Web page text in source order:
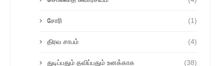
சோரி (1)
திரவ சாபம் (4)
துடிப்பதும் தவிப்பதும் உனக்காக (38)